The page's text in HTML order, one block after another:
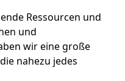
Ressourcen und
und
wir eine große
nahezu jedes